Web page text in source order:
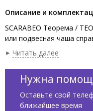
Описание и
SCARABEO Теорема /
или подвесная чаша
сливом - переливом.
крепления входят в
Читать далее
Нужна
Оставьте свой
ближайшее время